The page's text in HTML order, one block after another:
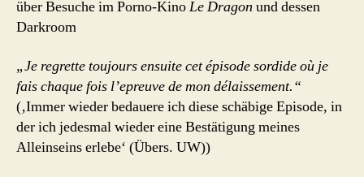
über Besuche im Porno-KinoLe Dragon und dessen
Darkroom
„Je regrette toujours ensuite cet épisode sordide où je
fais chaque fois l’epreuve de mon délaissement.“
(‚Immer wieder bedauere ich diese schäbige Episode, in
der ich jedesmal wieder eine Bestätigung meines
Alleinseins erlebe‘ (Übers. UW))